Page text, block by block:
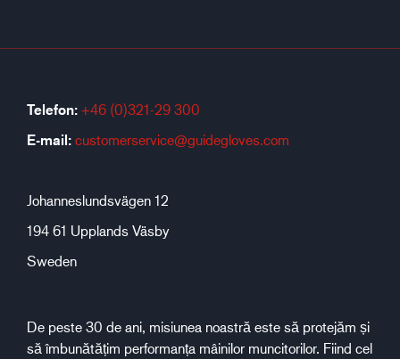
Telefon: +46 (0)321-29 300
E-mail: customerservice@guidegloves.com
Johanneslundsvägen 12
194 61 Upplands Väsby
Sweden
De peste 30 de ani, misiunea noastră este să protejăm și
să îmbunătățim performanța mâinilor muncitorilor. Fiind cel